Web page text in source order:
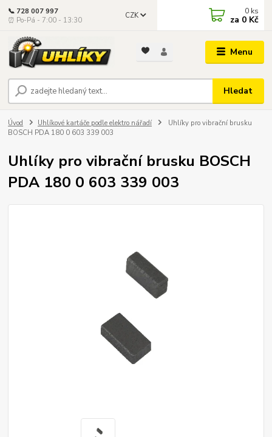
Menu
CZK
Hledat
📞 728 007 997
⏰ Po-Pá - 7:00 - 13:30
0 ks
za 0 Kč
Úvod Uhlíkové kartáče podle elektro nářadí
Uhlíky pro vibrační brusku
BOSCH PDA 180 0 603 339 003
Uhlíky pro vibrační brusku BOSCH
PDA 180 0 603 339 003